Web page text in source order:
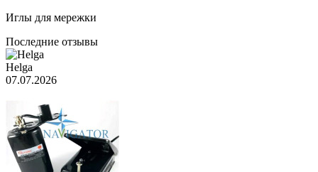
Иглы для мережки
Последние отзывы
Helga
07.07.2026